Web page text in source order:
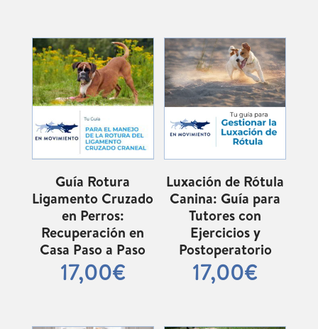
Guía Rotura
Ligamento Cruzado
en Perros:
Recuperación en
Casa Paso a Paso
17,00€
Luxación de Rótula
Canina: Guía para
Tutores con
Ejercicios y
Postoperatorio
17,00€